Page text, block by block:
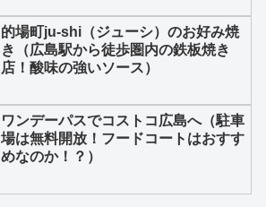
的場町ju-shi（ジューシ）のお好み焼
き（広島駅から徒歩圏内の鉄板焼き
店！酸味の強いソース）
ワンデーパスでコストコ広島へ（駐車
場は無料開放！フードコートはおすす
めなのか！？）